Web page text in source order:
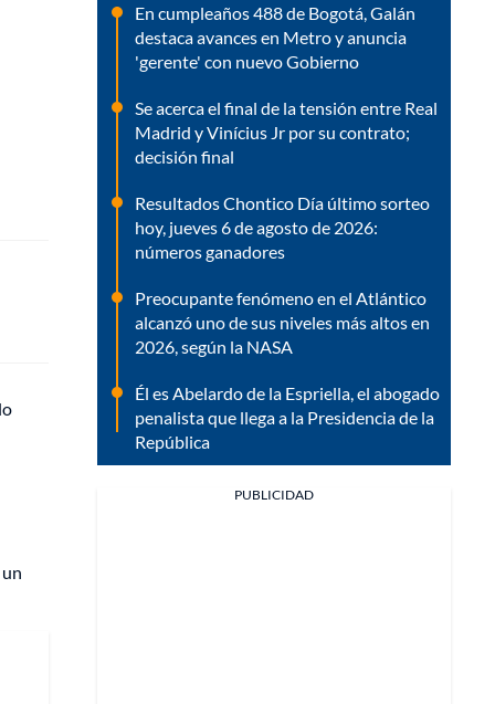
En cumpleaños 488 de Bogotá, Galán
destaca avances en Metro y anuncia
'gerente' con nuevo Gobierno
Se acerca el final de la tensión entre Real
Madrid y Vinícius Jr por su contrato;
decisión final
Resultados Chontico Día último sorteo
hoy, jueves 6 de agosto de 2026:
números ganadores
Preocupante fenómeno en el Atlántico
alcanzó uno de sus niveles más altos en
2026, según la NASA
Él es Abelardo de la Espriella, el abogado
penalista que llega a la Presidencia de la
República
PUBLICIDAD